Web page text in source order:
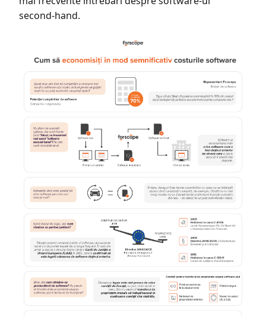
second-hand.